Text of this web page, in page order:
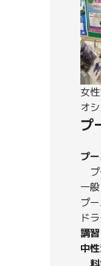
女
オ
プ
プ
プ
一
プ
ド
講
中